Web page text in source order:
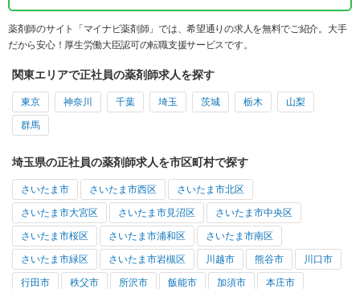
薬剤師のサイト「マイナビ薬剤師」では、希望通りの求人を無料でご紹介。大手
だから安心！厚生労働大臣認可の転職支援サービスです。
関東エリアで正社員の薬剤師求人を探す
東京 神奈川 千葉 埼玉 茨城 栃木 山梨
群馬
埼玉県の正社員の薬剤師求人を市区町村で探す
さいたま市 さいたま市西区 さいたま市北区
さいたま市大宮区 さいたま市見沼区 さいたま市中央区
さいたま市桜区 さいたま市浦和区 さいたま市南区
さいたま市緑区 さいたま市岩槻区 川越市 熊谷市 川口市
行田市 秩父市 所沢市 飯能市 加須市 本庄市